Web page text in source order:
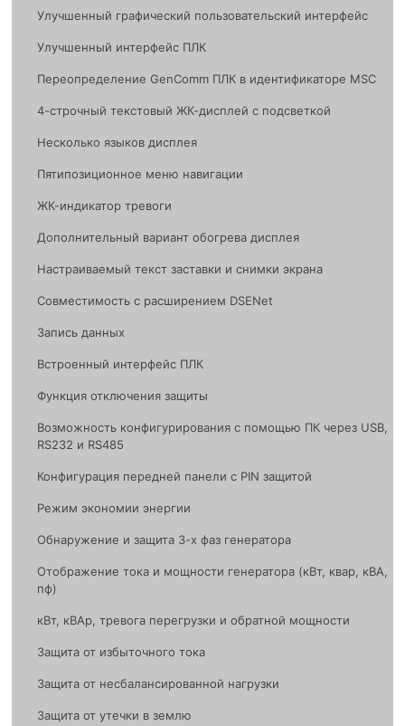
Улучшенный графический пользовательский интерфейс
Улучшенный интерфейс ПЛК
Переопределение GenComm ПЛК в идентификаторе MSC
4-строчный текстовый ЖК-дисплей с подсветкой
Несколько языков дисплея
Пятипозиционное меню навигации
ЖК-индикатор тревоги
Дополнительный вариант обогрева дисплея
Настраиваемый текст заставки и снимки экрана
Совместимость с расширением DSENet
Запись данных
Встроенный интерфейс ПЛК
Функция отключения защиты
Возможность конфигурирования с помощью ПК через USB,
RS232 и RS485
Конфигурация передней панели с PIN защитой
Режим экономии энергии
Обнаружение и защита 3-х фаз генератора
Отображение тока и мощности генератора (кВт, квар, кВА,
пф)
кВт, кВАр, тревога перегрузки и обратной мощности
Защита от избыточного тока
Защита от несбалансированной нагрузки
Защита от утечки в землю